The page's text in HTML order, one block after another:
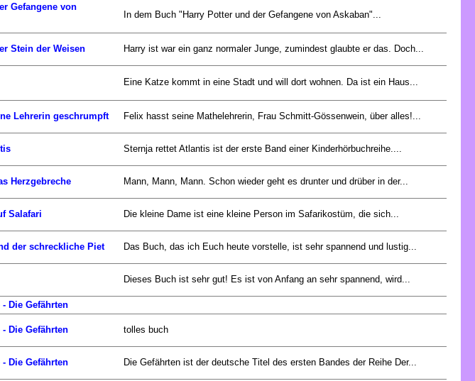
Gefangene von
In dem Buch "Harry Potter und der Gefangene von Askaban"...
Stein der Weisen Harry ist war ein ganz normaler Junge, zumindest glaubte er das. Doch...
Eine Katze kommt in eine Stadt und will dort wohnen. Da ist ein Haus...
Lehrerin geschrumpft Felix hasst seine Mathelehrerin, Frau Schmitt-Gössenwein, über alles!...
Sternja rettet Atlantis ist der erste Band einer Kinderhörbuchreihe....
Herzgebreche Mann, Mann, Mann. Schon wieder geht es drunter und drüber in der...
Salafari Die kleine Dame ist eine kleine Person im Safarikostüm, die sich...
der schreckliche Piet Das Buch, das ich Euch heute vorstelle, ist sehr spannend und lustig...
Dieses Buch ist sehr gut! Es ist von Anfang an sehr spannend, wird...
Die Gefährten
Die Gefährten tolles buch
Die Gefährten Die Gefährten ist der deutsche Titel des ersten Bandes der Reihe Der...